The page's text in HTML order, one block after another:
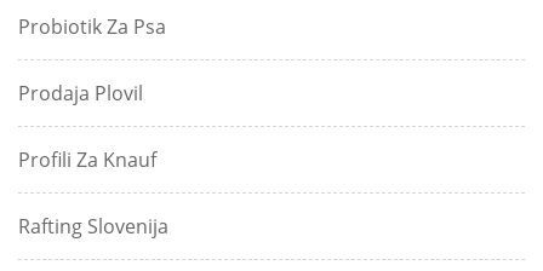
Probiotik Za Psa
Prodaja Plovil
Profili Za Knauf
Rafting Slovenija